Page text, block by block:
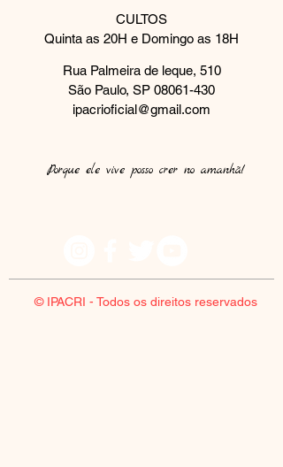
CULTOS
Quinta as 20H e Domingo as 18H
Rua Palmeira de leque, 510
São Paulo, SP 08061-430
ipacrioficial@gmail.com
Porque ele vive posso crer no amanhã!​
© IPACRI - Todos os direitos reservados